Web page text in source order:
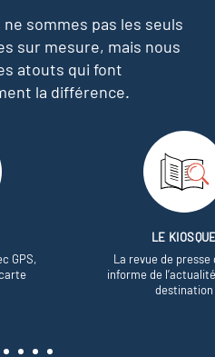
sommes pas les seuls
sur mesure, mais nous
atouts qui font
la différence.
GPS,
LE
La revue de presse
informe de
destination